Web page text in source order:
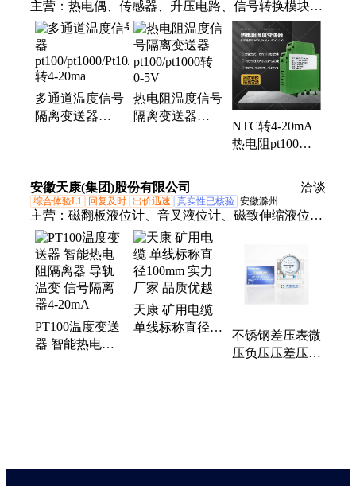
主营： 热电偶、传感器、升压电路、信号转换模块、
采集模块、高压电源、振动分析仪、动态采集卡
多通道温度信号
隔离变送器
热电阻温度信号
隔离变送器
NTC转4-20mA
热电阻pt100热
轨式温度信号隔
离变送器
安徽天康(集团)股份有限公司 洽谈
综合体验L1 回复及时 出价迅速 真实性已核验 安徽滁州
主营： 磁翻板液位计、音叉液位计、磁致伸缩液位
计、温度传感器、磁浮球液位计、压力表、流量计、
超声波雷达
PT100温度变送
器 智能热电阻
天康 矿用电缆
单线标称直径
不锈钢差压表微
压负压压差压力